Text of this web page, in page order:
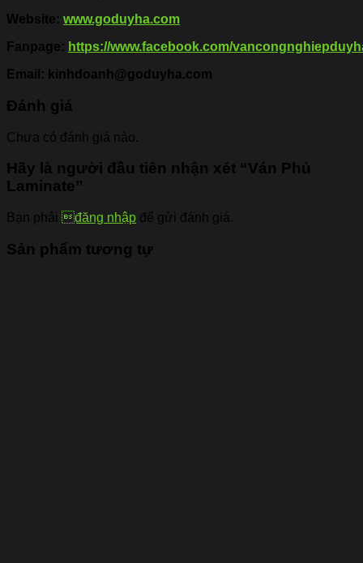
Website: www.goduyha.com
Fanpage: https://www.facebook.com/
Email: kinhdoanh@goduyha.com
Đánh giá
Chưa có đánh giá nào.
Hãy là người đầu tiên nhận xét “Ván Phủ
Laminate”
Bạn phải đăng nhập để gửi đánh giá.
Sản phẩm tương tự